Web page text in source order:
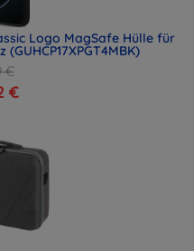
Logo MagSafe Hülle für
€
€